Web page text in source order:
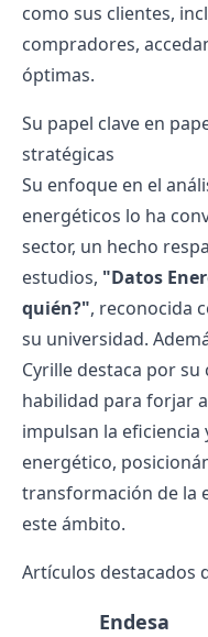
como sus clientes,
compradores,
óptimas.
Su papel clave en
stratégicas
Su enfoque en el
energéticos lo ha
sector, un hecho
estudios, "Datos
quién?", reconocida
su universidad.
Cyrille destaca por
habilidad para forjar
impulsan la
energético,
transformación de la
este ámbito.
Artículos destacados
Endesa